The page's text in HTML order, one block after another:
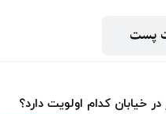
پست
خیابان کدام اولویت دارد؟